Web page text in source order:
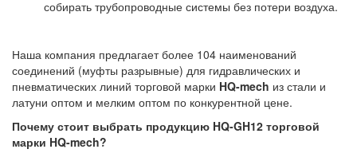
собирать трубопроводные системы без потери воздуха.
Наша компания предлагает более 104 наименований
соединений (муфты разрывные) для гидравлических и
пневматических линий торговой марки HQ-mech из стали и
латуни оптом и мелким оптом по конкурентной цене.
Почему стоит выбрать продукцию HQ-GH12 торговой
марки HQ-mech?